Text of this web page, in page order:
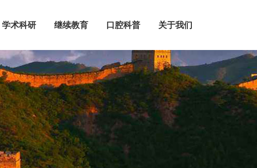
学术科研 继续教育 口腔科普 关于我们